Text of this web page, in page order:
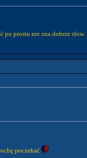
po prostu nie zna dobrze
poczekać